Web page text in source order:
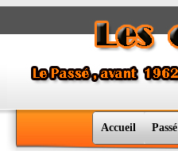
Accueil Passé